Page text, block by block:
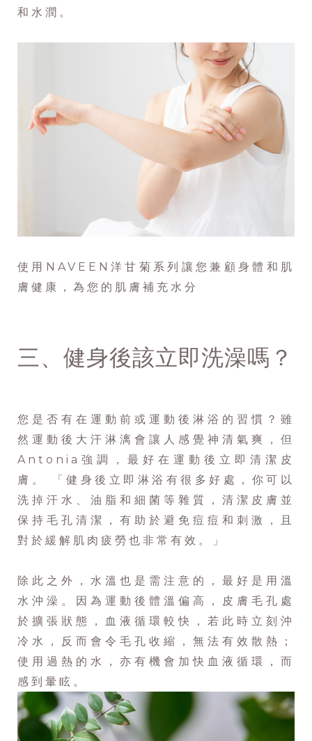
和水潤。
使用NAVEEN洋甘菊系列讓您兼顧身體和肌
膚健康，為您的肌膚補充水分
三、健身後該立即洗澡嗎？
您是否有在運動前或運動後淋浴的習慣？雖
然運動後大汗淋漓會讓人感覺神清氣爽，但
Antonia強調，最好在運動後立即清潔皮
膚。 「健身後立即淋浴有很多好處，你可以
洗掉汗水、油脂和細菌等雜質，清潔皮膚並
保持毛孔清潔，有助於避免痘痘和刺激，且
對於緩解肌肉疲勞也非常有效。」
除此之外，水溫也是需注意的，最好是用溫
水沖澡。因為運動後體溫偏高，皮膚毛孔處
於擴張狀態，血液循環較快，若此時立刻沖
冷水，反而會令毛孔收縮，無法有效散熱；
使用過熱的水，亦有機會加快血液循環，而
感到暈眩。